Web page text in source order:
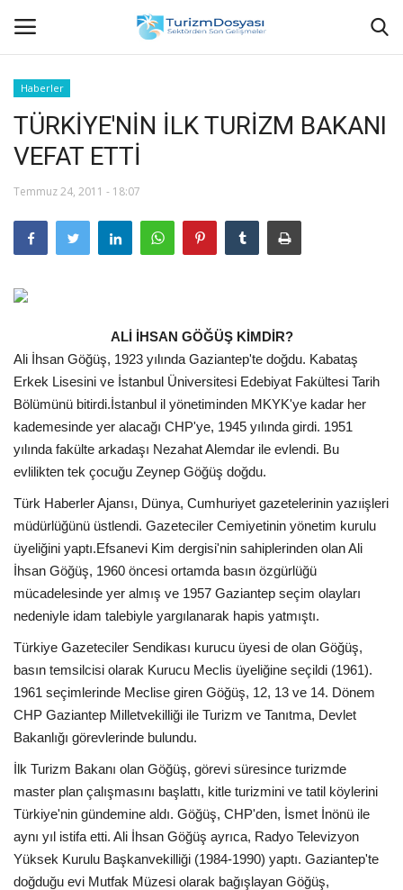
Anasayfa
Bize Ulaşın
Halil ÖNCÜ kimdir?
KVKK Aydınlatma Metni
Haberler
Görüntülü
Araştırma - İnceleme
Röportajlar
Gezi - Yorum
Sizlerden Gelenler
Yorumlar
Video Tanıtım
Köşe Yazarları
Galeri
Haberler
TÜRKİYE'NİN İLK TURİZM BAKANI
VEFAT ETTİ
Temmuz 24, 2011 - 18:07
ALİ İHSAN GÖĞÜŞ KİMDİR?
Ali İhsan Göğüş, 1923 yılında Gaziantep'te doğdu. Kabataş
Erkek Lisesini ve İstanbul Üniversitesi Edebiyat Fakültesi Tarih
Bölümünü bitirdi.İstanbul il yönetiminden MKYK'ye kadar her
kademesinde yer alacağı CHP'ye, 1945 yılında girdi. 1951
yılında fakülte arkadaşı Nezahat Alemdar ile evlendi. Bu
evlilikten tek çocuğu Zeynep Göğüş doğdu.
Türk Haberler Ajansı, Dünya, Cumhuriyet gazetelerinin yazıişleri
müdürlüğünü üstlendi. Gazeteciler Cemiyetinin yönetim kurulu
üyeliğini yaptı.Efsanevi Kim dergisi'nin sahiplerinden olan Ali
İhsan Göğüş, 1960 öncesi ortamda basın özgürlüğü
mücadelesinde yer almış ve 1957 Gaziantep seçim olayları
nedeniyle idam talebiyle yargılanarak hapis yatmıştı.
Türkiye Gazeteciler Sendikası kurucu üyesi de olan Göğüş,
basın temsilcisi olarak Kurucu Meclis üyeliğine seçildi (1961).
1961 seçimlerinde Meclise giren Göğüş, 12, 13 ve 14. Dönem
CHP Gaziantep Milletvekilliği ile Turizm ve Tanıtma, Devlet
Bakanlığı görevlerinde bulundu.
İlk Turizm Bakanı olan Göğüş, görevi süresince turizmde
master plan çalışmasını başlattı, kitle turizmini ve tatil köylerini
Türkiye'nin gündemine aldı. Göğüş, CHP'den, İsmet İnönü ile
aynı yıl istifa etti. Ali İhsan Göğüş ayrıca, Radyo Televizyon
Yüksek Kurulu Başkanvekilliği (1984-1990) yaptı. Gaziantep'te
doğduğu evi Mutfak Müzesi olarak bağışlayan Göğüş,